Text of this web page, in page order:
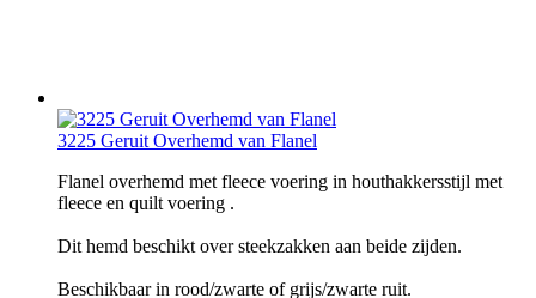
3225 Geruit Overhemd van Flanel
Flanel overhemd met fleece voering in houthakkersstijl met
fleece en quilt voering .
Dit hemd beschikt over steekzakken aan beide zijden.
Beschikbaar in rood/zwarte of grijs/zwarte ruit.